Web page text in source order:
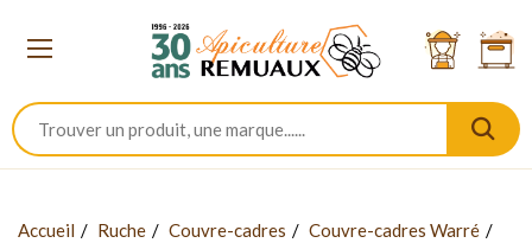
Accueil Ruche Couvre-cadres
Couvre-cadres Warré